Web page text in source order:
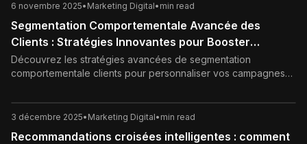
6 novembre 2025• Marketing Digital• min read
Segmentation Comportementale Avancée des
Clients : Stratégies Innovantes pour Booster
l'Engagement en 2025
Découvrez les stratégies avancées de segmentation
comportementale clients pour personnaliser vos campagnes
des insights data-driven et outils IA.
3 décembre 2025• Marketing Digital• min read
Recommandations croisées intelligentes : comment